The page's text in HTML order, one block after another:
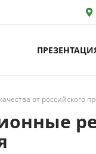
от российского